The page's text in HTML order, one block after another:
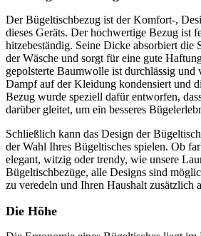
Der Bügeltischbezug ist der Komfort-,
dieses Geräts. Der hochwertige Bezug ist
hitzebeständig. Seine Dicke absorbiert die
der Wäsche und sorgt für eine gute
gepolsterte Baumwolle ist durchlässig und
Dampf auf der Kleidung kondensiert und
Bezug wurde speziell dafür entworfen,
darüber gleitet, um ein besseres
Schließlich kann das Design der
der Wahl Ihres Bügeltisches spielen. Ob
elegant, witzig oder trendy, wie unsere
Bügeltischbezüge, alle Designs sind
zu veredeln und Ihren Haushalt zusätzlich
Die Höhe